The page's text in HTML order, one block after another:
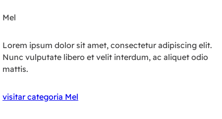
Mel
Lorem ipsum dolor sit amet, consectetur adipiscing elit.
Nunc vulputate libero et velit interdum, ac aliquet odio
mattis.
visitar categoria Mel